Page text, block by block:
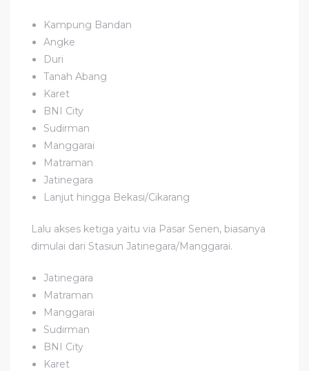
Kampung Bandan
Angke
Duri
Tanah Abang
Karet
BNI City
Sudirman
Manggarai
Matraman
Jatinegara
Lanjut hingga Bekasi/Cikarang
Lalu akses ketiga yaitu via Pasar Senen, biasanya
dimulai dari Stasiun Jatinegara/Manggarai.
Jatinegara
Matraman
Manggarai
Sudirman
BNI City
Karet